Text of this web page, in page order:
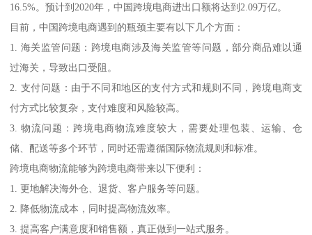
16.5%。预计到2020年，中国跨境电商进出口额将达到2.09万亿。
目前，中国跨境电商遇到的瓶颈主要有以下几个方面：
1. 海关监管问题：跨境电商涉及海关监管等问题，部分商品难以通
过海关，导致出口受阻。
2. 支付问题：由于不同和地区的支付方式和规则不同，跨境电商支
付方式比较复杂，支付难度和风险较高。
3. 物流问题：跨境电商物流难度较大，需要处理包装、运输、仓
储、配送等多个环节，同时还需遵循国际物流规则和标准。
跨境电商物流能够为跨境电商带来以下便利：
1. 更地解决海外仓、退货、客户服务等问题。
2. 降低物流成本，同时提高物流效率。
3. 提高客户满意度和销售额，真正做到一站式服务。